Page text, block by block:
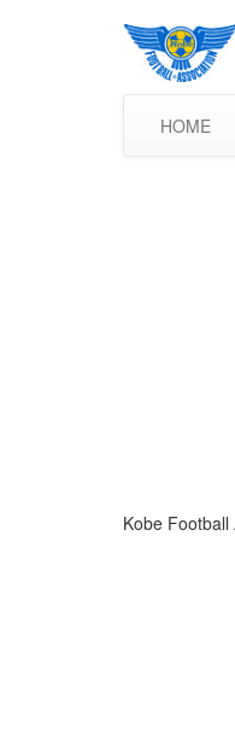
HOME
Kobe